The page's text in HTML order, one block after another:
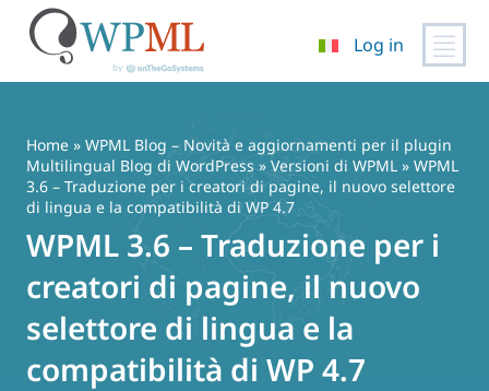
contenuto
Log in
Home » WPML Blog – Novità e aggiornamenti per il plugin
Multilingual Blog di WordPress » Versioni di WPML » WPML
3.6 – Traduzione per i creatori di pagine, il nuovo selettore
di lingua e la compatibilità di WP 4.7
WPML 3.6 – Traduzione per i
creatori di pagine, il nuovo
selettore di lingua e la
compatibilità di WP 4.7